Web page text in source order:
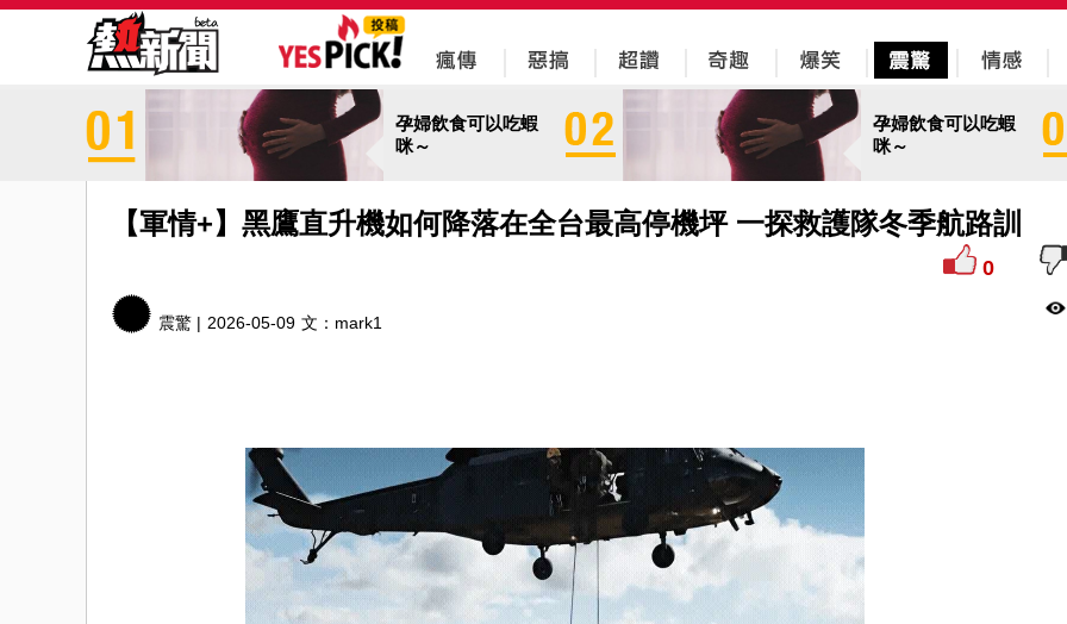
孕婦飲食可以吃蝦
咪～
孕婦飲食可以吃蝦
咪～
【軍情+】黑鷹直升機如何降落在全台最高停機坪 一探救護隊冬季航路訓
0
震驚 | 2026-05-09 文： mark1